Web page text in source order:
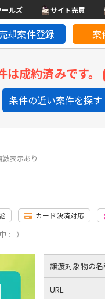
ールズ サイト売買
却案件登録 案
は成約済みです。
条件の近い案件を探す
数表示あり
カード決済対応
: - ）
譲渡対象物の
URL